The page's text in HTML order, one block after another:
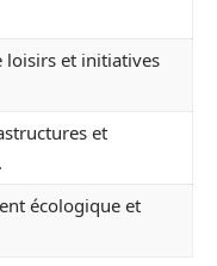
loisirs et initiatives
et
écologique et